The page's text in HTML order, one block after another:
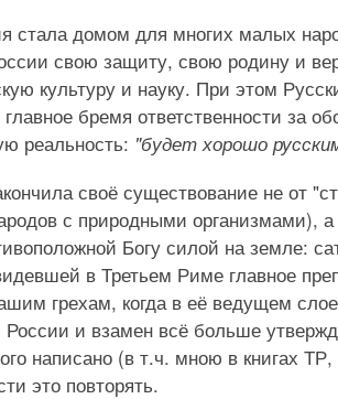
стала домом для многих малых
свою защиту, свою родину и
культуру и науку. При этом
бремя ответственности за
реальность: "будет хорошо
своё существование не от
с природными организмами),
Богу силой на земле:
в Третьем Риме главное
грехам, когда в её ведущем
и взамен всё больше
написано (в т.ч. мною в книгах
это повторять.